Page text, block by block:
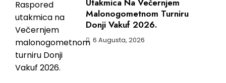
Utakmica Na Večernjem
Malonogometnom Turniru
Donji Vakuf 2026.
6 Augusta, 2026